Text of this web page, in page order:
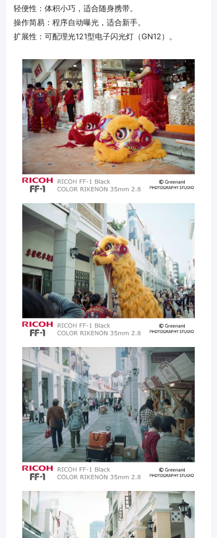
‌轻便性‌：体积小巧，适合随身携带。
‌操作简易‌：程序自动曝光，适合新手。
‌扩展性‌：可配理光121型电子闪光灯（GN12）。